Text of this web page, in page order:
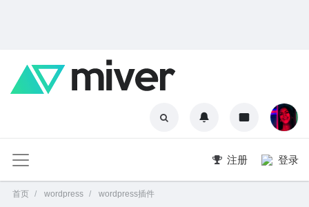
注册 登录
首页 wordpress wordpress插件